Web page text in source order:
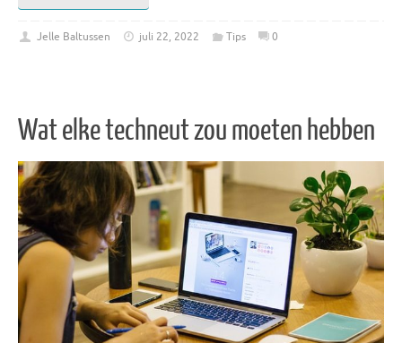
Jelle Baltussen juli 22, 2022 Tips 0
Wat elke techneut zou moeten hebben